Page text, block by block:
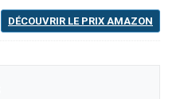
DÉCOUVRIR LE PRIX AMAZON